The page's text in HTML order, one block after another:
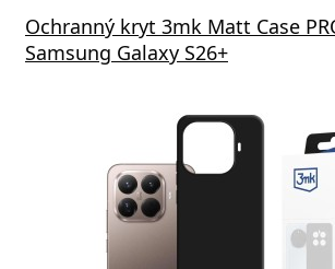
Ochranný kryt 3mk Matt Case
Samsung Galaxy S26+